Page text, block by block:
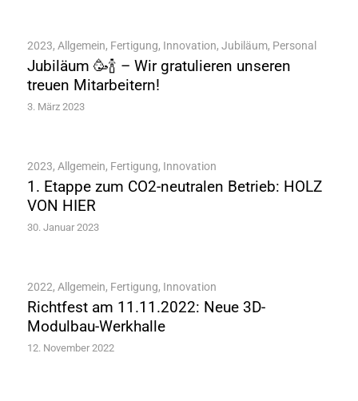
2023, Allgemein, Fertigung, Innovation, Jubiläum, Personal
Jubiläum 🥳🍾 – Wir gratulieren unseren
treuen Mitarbeitern!
3. März 2023
2023, Allgemein, Fertigung, Innovation
1. Etappe zum CO2-neutralen Betrieb: HOLZ
VON HIER
30. Januar 2023
2022, Allgemein, Fertigung, Innovation
Richtfest am 11.11.2022: Neue 3D-
Modulbau-Werkhalle
12. November 2022